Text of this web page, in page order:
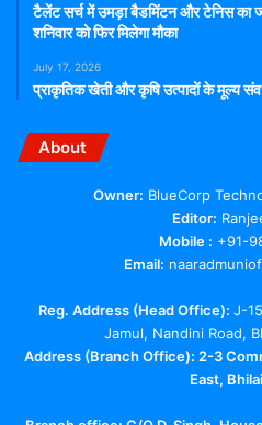
टैलेंट सर्च में उमड़ा बैडमिंटन और टेनिस का
शनिवार को फिर मिलेगा मौका
July 17, 2026
प्राकृतिक खेती और कृषि उत्पादों के मूल्य
About
Owner: BlueCorp
Editor:
Mobile : +91-
Email:
Reg. Address (Head Office): J-
Jamul, Nandini Road,
Address (Branch Office): 2-3
East,